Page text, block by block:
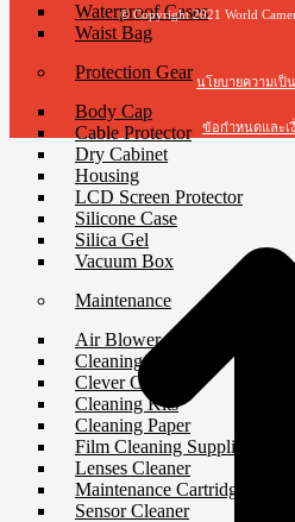
Waterproof Cases
Waist Bag
Protection Gear
Body Cap
Cable Protector
Dry Cabinet
Housing
LCD Screen Protector
Silicone Case
Silica Gel
Vacuum Box
Maintenance
Air Blower
Cleaning Cloth
Clever Cleaner
Cleaning Kits
Cleaning Paper
Film Cleaning Supplies
Lenses Cleaner
Maintenance Cartridge
Sensor Cleaner
© Copyright 2021 World
นโยบายความเป็
ข้อกำหนดและเ